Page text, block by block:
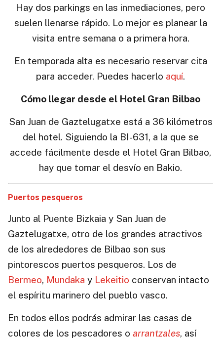
Hay dos parkings en las inmediaciones, pero
suelen llenarse rápido. Lo mejor es planear la
visita entre semana o a primera hora.
En temporada alta es necesario reservar cita
para acceder. Puedes hacerlo aquí.
Cómo llegar desde el Hotel Gran Bilbao
San Juan de Gaztelugatxe está a 36 kilómetros
del hotel. Siguiendo la BI-631, a la que se
accede fácilmente desde el Hotel Gran Bilbao,
hay que tomar el desvío en Bakio.
Puertos pesqueros
Junto al Puente Bizkaia y San Juan de
Gaztelugatxe, otro de los grandes atractivos
de los alrededores de Bilbao son sus
pintorescos puertos pesqueros. Los de
Bermeo, Mundaka y Lekeitio conservan intacto
el espíritu marinero del pueblo vasco.
En todos ellos podrás admirar las casas de
colores de los pescadores o arrantzales, así